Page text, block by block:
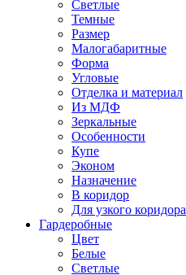
Светлые
Темные
Размер
Малогабаритные
Форма
Угловые
Отделка и материал
Из МДФ
Зеркальные
Особенности
Купе
Эконом
Назначение
В коридор
Для узкого коридора
Гардеробные
Цвет
Белые
Светлые